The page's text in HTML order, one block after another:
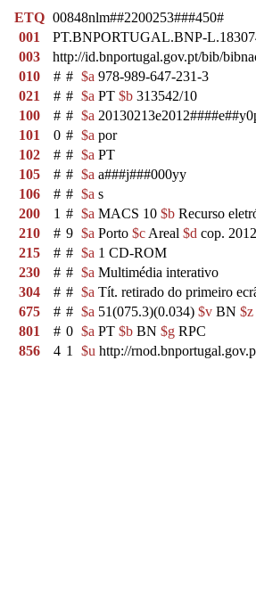
ETQ 00848nlm##2200253###450#
001
PT.BNPORTUGAL.BNP-
003
http://id.bnportugal.gov.pt/bib/
010
# # $a 978-989-647-231-3
021
# # $a PT $b 313542/10
100
# # $a
101
0 # $a por
102
# # $a PT
105
# # $a a###j###000yy
106
# # $a s
200
1 # $a MACS 10 $b Recurso
210
# 9 $a Porto $c Areal $d cop. 2012
215
# # $a 1 CD-ROM
230
# # $a Multimédia interativo
304
# # $a Tít. retirado do primeiro
675
# # $a 51(075.3)(0.034) $v BN $z
801
# 0 $a PT $b BN $g RPC
856
4 1 $u http://